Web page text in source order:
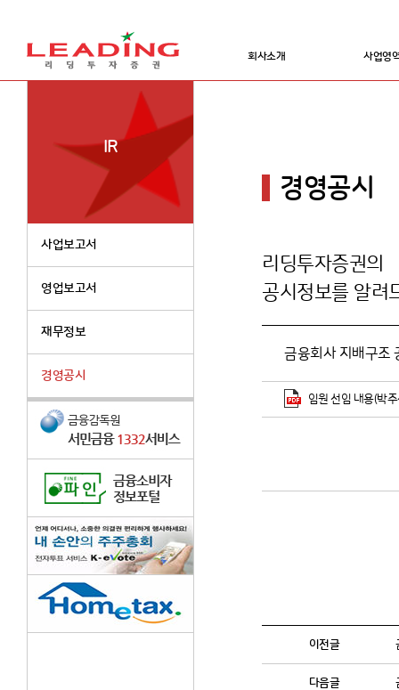
회사소개 사업영
IR
사업보고서
영업보고서
재무정보
경영공시
경영공시
리딩투자증권의
공시정보를 알려
금융회사 지배구조
임원 선임 내용(박
이전글
다음글